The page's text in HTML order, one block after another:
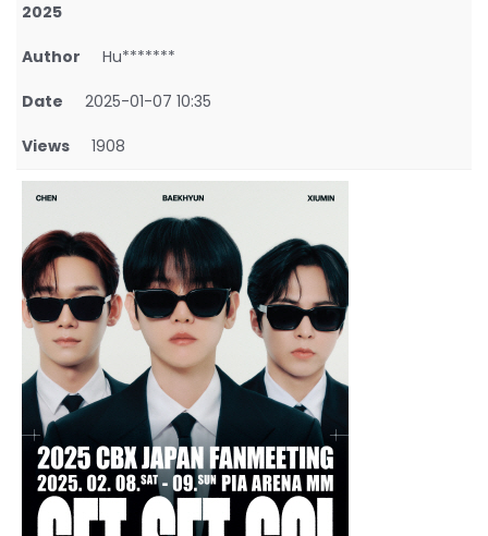
2025
Author Hu*******
Date 2025-01-07 10:35
Views 1908